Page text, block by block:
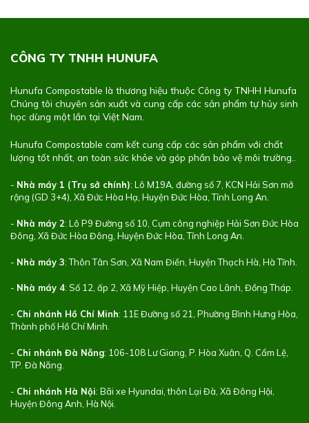
CÔNG TY TNHH HUNUFA
Hunufa Compostable là thương hiệu thuộc Công ty TNHH Hunufa
Chúng tôi chuyên sản xuất và cung cấp các sản phẩm tự hủy sinh
học dùng một lần tại Việt Nam.
Hunufa Compostable cam kết cung cấp các sản phẩm với chất
lượng tốt nhất, an toàn sức khỏe và góp phần bảo vệ môi trường..
- Nhà máy 1 (Trụ sở chính): Lô M19A, đường số 7, KCN Hải Sơn mở
rộng (GD 3+4), Xã Đức Hòa Hạ, Huyện Đức Hòa, Tỉnh Long An.
- Nhà máy 2: Lô P9 Đường số 10, Cụm công nghiệp Hải Sơn Đức Hòa
Đông, Xã Đức Hòa Đông, Huyện Đức Hòa, Tỉnh Long An.
- Nhà máy 3: Thôn Tân Sơn, Xã Nam Điền, Huyện Thạch Hà, Hà Tĩnh.
- Nhà máy 4: Số 12, ấp 2, Xã Mỹ Hiệp, Huyện Cao Lãnh, Đồng Tháp.
- Chi nhánh Hồ Chí Minh: 11E Đường số 21, Phường Bình Hưng Hòa,
Thành phố Hồ Chí Minh.
- Chi nhánh Đà Nẵng: 106-108 Lư Giang, P. Hòa Xuân, Q. Cẩm Lệ,
TP. Đà Nẵng.
- Chi nhánh Hà Nội: Bãi xe Hyundai, thôn Lại Đà, Xã Đông Hội,
Huyện Đông Anh, Hà Nội.